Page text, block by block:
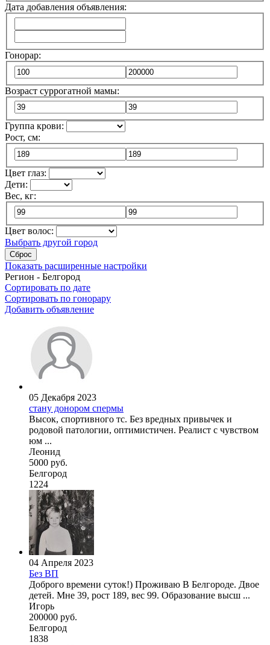
Дата добавления объявления:
Гонорар:
Возраст суррогатной мамы:
Группа крови:
Рост, см:
Цвет глаз:
Дети:
Вес, кг:
Цвет волос:
Выбрать другой город
Сброс
Показать расширенные настройки
Регион - Белгород
Сортировать по дате
Сортировать по гонорару
Добавить объявление
05 Декабря 2023
стану донором спермы
Высок, спортивного тс. Без вредных привычек и
родовой патологии, оптимистичен. Реалист с чувством
юм ...
Леонид
5000 руб.
Белгород
1224
04 Апреля 2023
Без ВП
Доброго времени суток!) Проживаю В Белгороде. Двое
детей. Мне 39, рост 189, вес 99. Образование высш ...
Игорь
200000 руб.
Белгород
1838